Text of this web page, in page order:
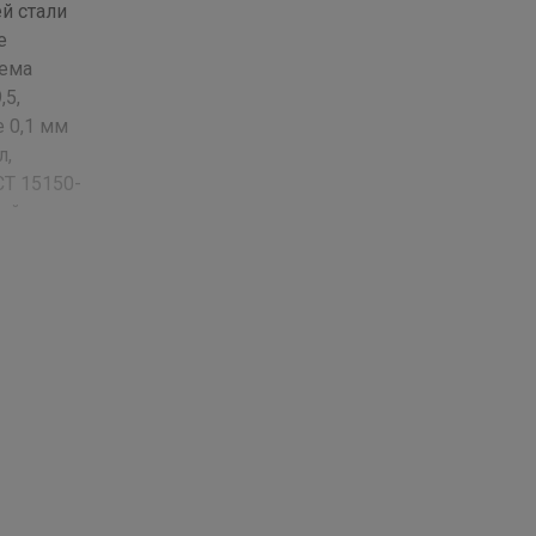
стали
0,1 мм
15150-